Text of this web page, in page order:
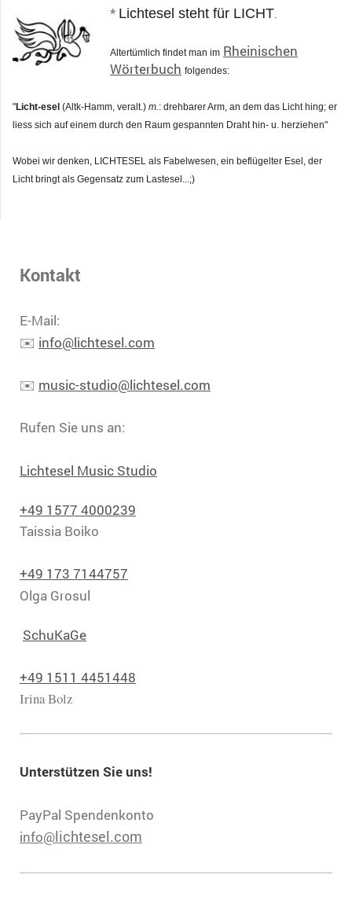
* Lichtesel steht für LICHT.
Altertümlich findet man im Rheinischen
Wörterbuch folgendes:
"Licht-esel (Altk-Hamm, veralt.) m.: drehbarer Arm, an dem das Licht hing; er
liess sich auf einem durch den Raum gespannten Draht hin- u. herziehen"
Wobei wir denken, LICHTESEL als Fabelwesen, ein beflügelter Esel, der
Licht bringt als Gegensatz zum Lastesel...;)
Kontakt
E-Mail:
✉️ info@lichtesel.com
✉️ music-studio@lichtesel.com
Rufen Sie uns an:
Lichtesel Music Studio
+49 1577 4000239
Taissia Boiko
+49 173 7144757
Olga Grosul
SchuKaGe
+49 1511 4451448
Irina Bolz
Unterstützen Sie uns!
PayPal Spendenkonto
info@lichtesel.com